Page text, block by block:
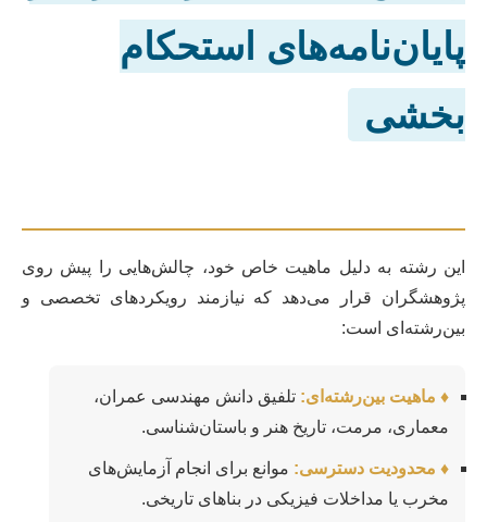
پایان‌نامه‌های استحکام
بخشی
این رشته به دلیل ماهیت خاص خود، چالش‌هایی را پیش روی
پژوهشگران قرار می‌دهد که نیازمند رویکردهای تخصصی و
بین‌رشته‌ای است:
♦ ماهیت بین‌رشته‌ای: تلفیق دانش مهندسی عمران،
معماری، مرمت، تاریخ هنر و باستان‌شناسی.
♦ محدودیت دسترسی: موانع برای انجام آزمایش‌های
مخرب یا مداخلات فیزیکی در بناهای تاریخی.